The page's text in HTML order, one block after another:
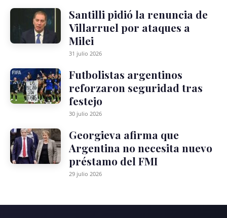
Santilli pidió la renuncia de
Villarruel por ataques a
Milei
31 julio 2026
Futbolistas argentinos
reforzaron seguridad tras
festejo
30 julio 2026
Georgieva afirma que
Argentina no necesita nuevo
préstamo del FMI
29 julio 2026